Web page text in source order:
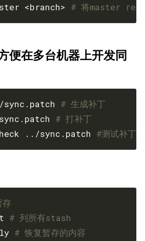
<branch> # 将master
便在多台机器上开发同
# 生成补丁
# 打补丁
../sync.patch #测试补丁
# 列所有stash
# 恢复暂存的内容